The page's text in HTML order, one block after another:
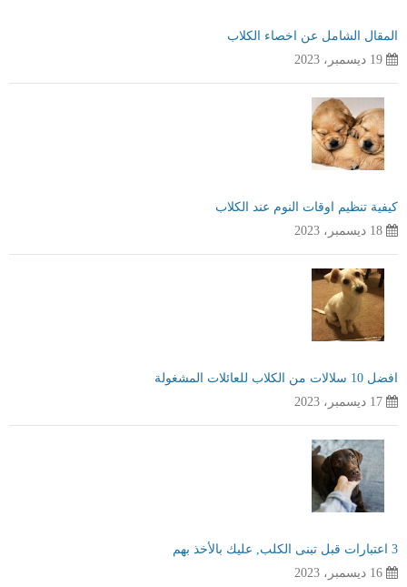
المقال الشامل عن اخصاء الكلاب
19 ديسمبر، 2023
كيفية تنظيم اوقات النوم عند الكلاب
18 ديسمبر، 2023
افضل 10 سلالات من الكلاب للعائلات المشغولة
17 ديسمبر، 2023
3 اعتبارات قبل تبنى الكلب, عليك بالأخذ بهم
16 ديسمبر، 2023